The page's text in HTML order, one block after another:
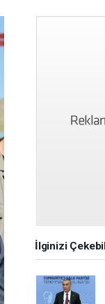
İlginizi